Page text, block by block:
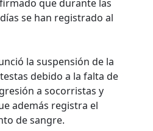
que durante las
se han registrado al
la suspensión de la
debido a la falta de
a socorristas y
además registra el
de sangre.